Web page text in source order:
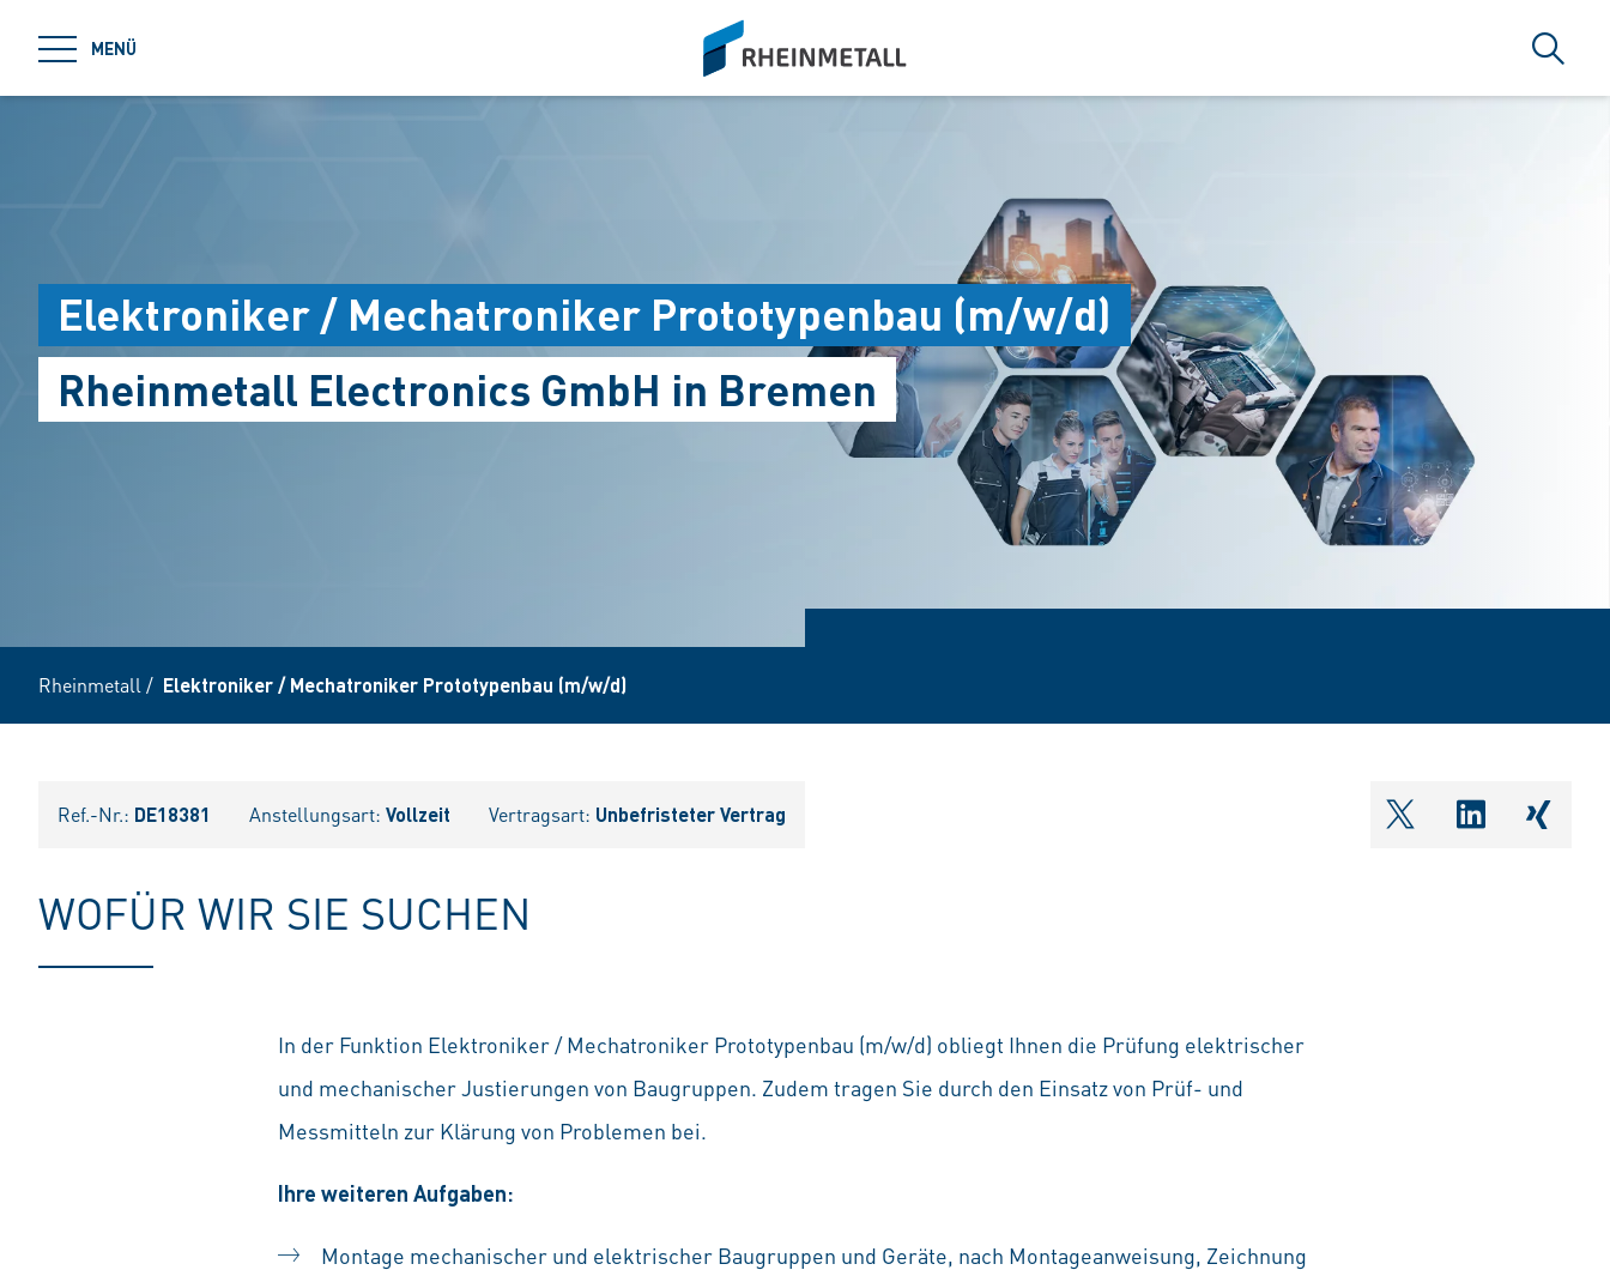
MENÜ
siteLogo
Suche
Elektroniker / Mechatroniker Prototypenbau (m/w/d)
Rheinmetall Electronics GmbH in Bremen
Rheinmetall / Elektroniker / Mechatroniker Prototypenbau (m/w/d)
Ref.-Nr.: DE18381 Anstellungsart: Vollzeit Vertragsart: Unbefristeter Vertrag shareOntwitter
WOFÜR WIR SIE SUCHEN
In der Funktion Elektroniker / Mechatroniker Prototypenbau (m/w/d) obliegt Ihnen die Prüfung elektrischer
und mechanischer Justierungen von Baugruppen. Zudem tragen Sie durch den Einsatz von Prüf- und
Messmitteln zur Klärung von Problemen bei.
Ihre weiteren Aufgaben:
Montage mechanischer und elektrischer Baugruppen und Geräte, nach Montageanweisung, Zeichnung